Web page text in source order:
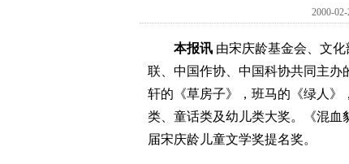
2000-02-
本报讯 由宋庆龄基金会、文
联、中国作协、中国科协共同主
轩的《草房子》，班马的《绿人
类、童话类及幼儿类大奖。《混血
届宋庆龄儿童文学奖提名奖。